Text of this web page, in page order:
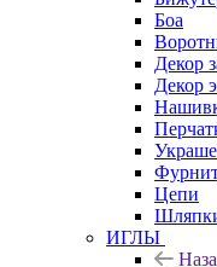
Боа
Декор
Декор
Цепи
ИГЛЫ